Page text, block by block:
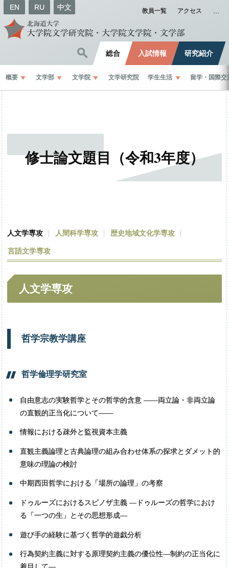
EN RU 中文 教員一覧 アクセス
総合 入試情報 研究紹介
概要 文学部 文学院 文学研究院 学生生活 留学 ・ 国際交
修士論文題目 （令和3年度）
人文学専攻 人間科学専攻 歴史地域文化学専攻
言語文学専攻
人文学専攻
哲学宗教学講座
哲学倫理学研究室
自由意志の実験哲学とその哲学的含意 ――両立論・非両立論
の直観的正当化について――
情報における疎外と監視資本主義
直観主義論理と古典論理の組み合わせ体系の探求とダメット的
意味の理論の検討
中期西田哲学における「場所の論理」の考察
ドゥルーズにおけるスピノザ主義 ―ドゥルーズの哲学におけ
る「一つの生」とその思想形成―
遊び手の経験に基づく哲学的遊戯分析
行為契約主義に対する原理契約主義の優位性―制約の正当化に